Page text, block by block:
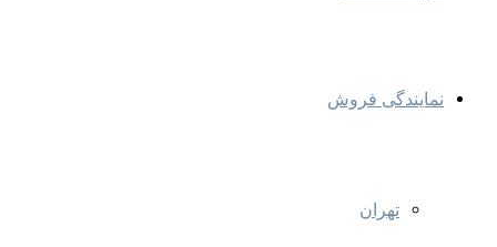
نمایندگی‌ فروش
تهران